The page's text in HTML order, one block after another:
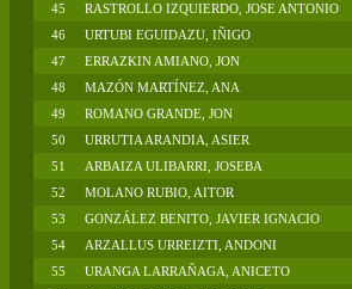
45
RASTROLLO IZQUIERDO, JOSE ANTONIO
46
URTUBI EGUIDAZU, IÑIGO
47
ERRAZKIN AMIANO, JON
48
MAZÓN MARTÍNEZ, ANA
49
ROMANO GRANDE, JON
50
URRUTIA ARANDIA, ASIER
51
ARBAIZA ULIBARRI, JOSEBA
52
MOLANO RUBIO, AITOR
53
GONZÁLEZ BENITO, JAVIER IGNACIO
54
ARZALLUS URREIZTI, ANDONI
55
URANGA LARRAÑAGA, ANICETO